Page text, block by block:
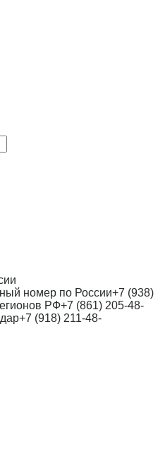
номер по России+7 (938)
РФ+7 (861) 205-48-
+7 (918) 211-48-